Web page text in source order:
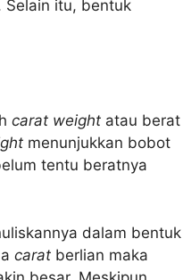
Selain itu, bentuk
carat weight atau berat
menunjukkan bobot
tentu beratnya
dalam bentuk
carat berlian maka